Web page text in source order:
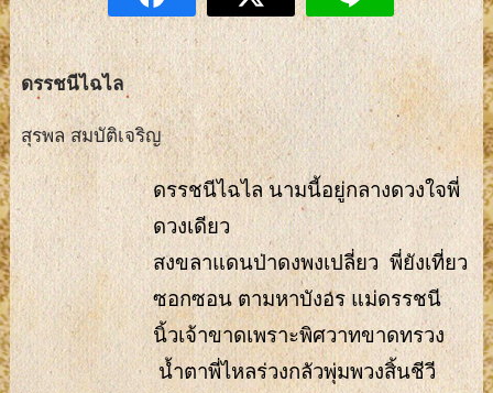
ดรรชนีไฉไล
สุรพล สมบัติเจริญ
ดรรชนีไฉไล นามนี้อยู่กลางดวงใจพี่
ดวงเดียว
สงขลาแดนป่าดงพงเปลี่ยว พี่ยังเที่ยว
ซอกซอน ตามหาบังอร แม่ดรรชนี
นิ้วเจ้าขาดเพราะพิศวาทขาดทรวง
น้ำตาพี่ไหลร่วงกลัวพุ่มพวงสิ้นชีวี